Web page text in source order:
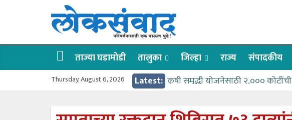
लोकसंवाद
ताज्या
घडामोडी
ताज्या घडामोडी तालुका जिल्हा राज्य संपादकीय
Thursday, August 6, 2026 Latest: कृषी समृद्धी योजनेसाठी २,०००
गुरू पौर्णिमा उत्सवात देश-